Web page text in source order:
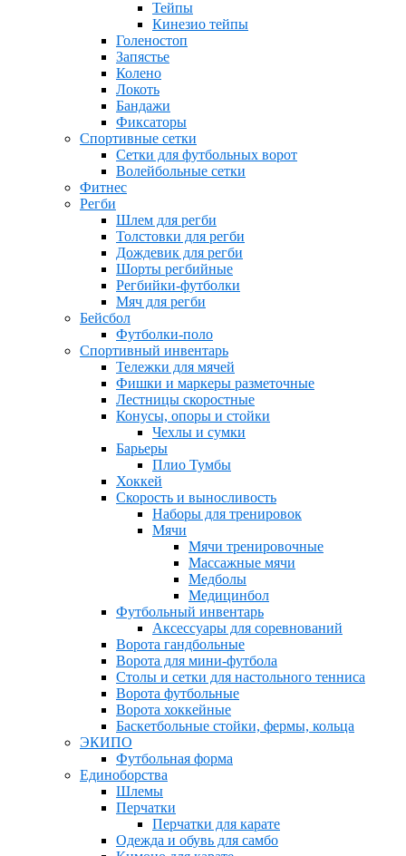
Тейпы
Кинезио тейпы
Голеностоп
Запястье
Колено
Локоть
Бандажи
Фиксаторы
Спортивные сетки
Сетки для футбольных ворот
Волейбольные сетки
Фитнес
Регби
Шлем для регби
Толстовки для регби
Дождевик для регби
Шорты регбийные
Регбийки-футболки
Мяч для регби
Бейсбол
Футболки-поло
Спортивный инвентарь
Тележки для мячей
Фишки и маркеры разметочные
Лестницы скоростные
Конусы, опоры и стойки
Чехлы и сумки
Барьеры
Плио Тумбы
Хоккей
Скорость и выносливость
Наборы для тренировок
Мячи
Мячи тренировочные
Массажные мячи
Медболы
Медицинбол
Футбольный инвентарь
Аксессуары для соревнований
Ворота гандбольные
Ворота для мини-футбола
Столы и сетки для настольного тенниса
Ворота футбольные
Ворота хоккейные
Баскетбольные стойки, фермы, кольца
ЭКИПО
Футбольная форма
Единоборства
Шлемы
Перчатки
Перчатки для карате
Одежда и обувь для самбо